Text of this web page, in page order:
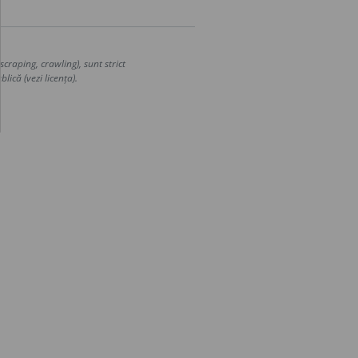
crawling), sunt strict
(vezi licența).